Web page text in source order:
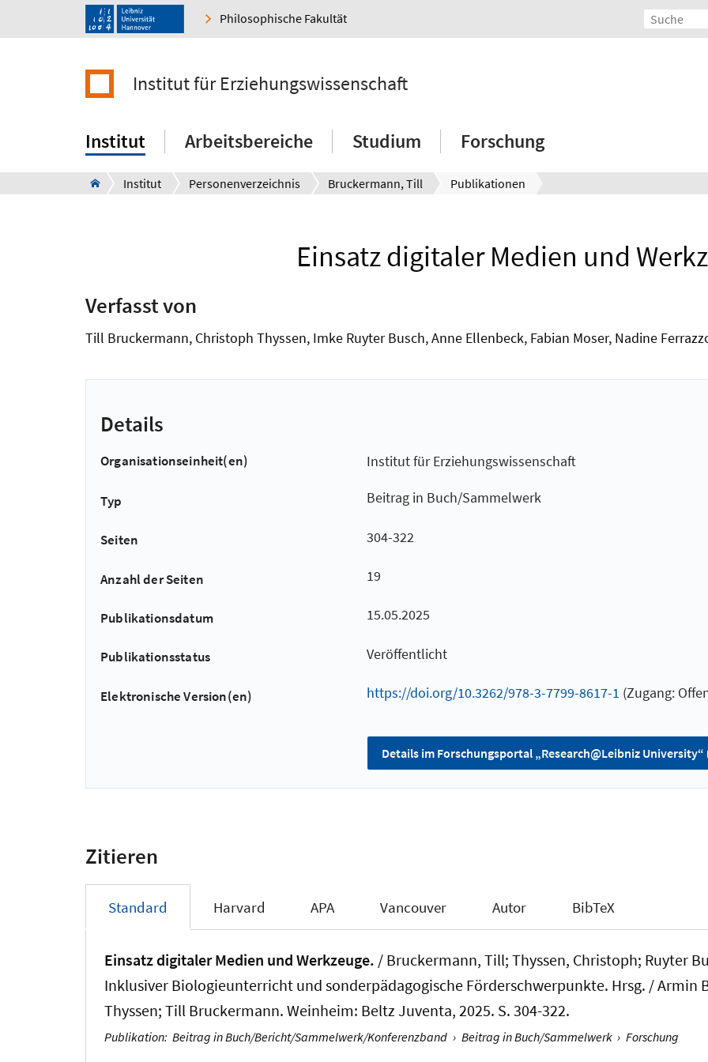
Philosophische Fakultät
Institut für Erziehungswissenschaft
Institut Arbeitsbereiche Studium Forschung
Institut Personenverzeichnis Bruckermann, Till Publikationen
Einsatz digitaler Medien und
Verfasst von
Till Bruckermann, Christoph Thyssen, Imke Ruyter Busch, Anne Ellenbeck, Fabian Moser, Nadine
Details
Organisationseinheit(en) Institut für Erziehungswissenschaft
Typ Beitrag in Buch/Sammelwerk
Seiten 304-322
Anzahl der Seiten 19
Publikationsdatum 15.05.2025
Publikationsstatus Veröffentlicht
Elektronische Version(en) https://doi.org/10.3262/978-3-7799-8617-1 (Zugang:
Details im Forschungsportal „Research@Leibniz University“
Zitieren
Standard Harvard APA Vancouver Autor BibTeX
Einsatz digitaler Medien und Werkzeuge. / Bruckermann, Till; Thyssen, Christoph; Ruyter
Inklusiver Biologieunterricht und sonderpädagogische Förderschwerpunkte. Hrsg. / Armin
Thyssen; Till Bruckermann. Weinheim: Beltz Juventa, 2025. S. 304-322.
Publikation: Beitrag in Buch/Bericht/Sammelwerk/Konferenzband › Beitrag in Buch/Sammelwerk › Forschung